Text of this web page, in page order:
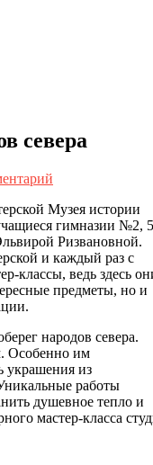
севера
Музея истории
гимназии №2, 5
Ризвановной.
и каждый раз с
классы, ведь здесь
предметы, но и
народов севера.
Особенно им
украшения из
работы
душевное тепло и
мастер-класса